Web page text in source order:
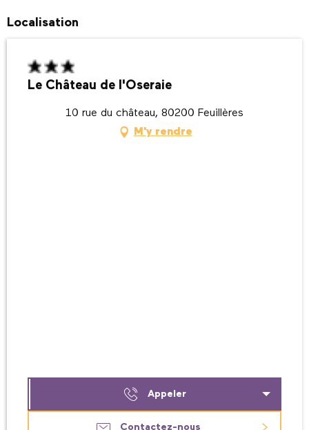
Localisation
Le Château de l'Oseraie
10 rue du château, 80200 Feuillères
M'y rendre
Appeler
Contactez-nous